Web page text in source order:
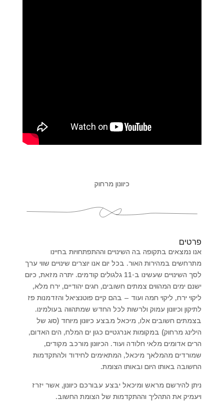
כיוונון מרחוק
פרטים
אנו נמצאים בתקופה בה השינויים וההתפתחויות בחיינו
מתרחשים במהירות האור. בכל יום אנו יוצרים שינויים שווי ערך
לסך השינויים שעשינו ב-11 גלגולים קודמים. יתרה מזאת, כיום
ישנם ימים המהווים צמתים חשובים, חגים יהודיים, ירח מלא,
ליקוי ירח, ליקוי חמה ועוד – בהם קיים פוטנציאל והזדמנות פז
לתיקון וכיוונון עמוק ולרשות לכל החדש שמתהווה בעולמינו.
בצמתים חשובים אלו, מיכאל מבצע כיוונון מיוחד (סוג של
הילינג מרחוק) במקומות אנרגטיים כגון ים המלח, הים האדום,
הרים אדומים מלאי חלודה ועוד. הכיוונון מורכב מקודים,
שמורדים מהמלאך מיכאל, המתאימים לחידוד ולהתקדמות
החשובה באותו היום ובאותו הצומת.
ניתן להירשם מראש ומיכאל יבצע עבורכם כיוונון, אשר יזרז
ויעמיק את התהליך וההתקדמות של הצומת החשוב.